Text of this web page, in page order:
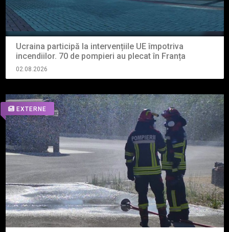
Ucraina participă la intervențiile UE împotriva
incendiilor. 70 de pompieri au plecat în Franța
02.08.2026
EXTERNE